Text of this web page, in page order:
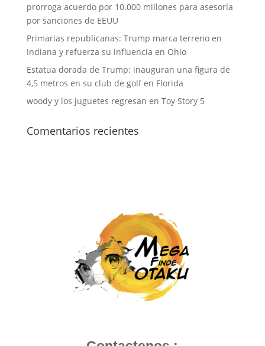
prorroga acuerdo por 10.000 millones para asesoría
por sanciones de EEUU
Primarias republicanas: Trump marca terreno en
Indiana y refuerza su influencia en Ohio
Estatua dorada de Trump: inauguran una figura de
4,5 metros en su club de golf en Florida
woody y los juguetes regresan en Toy Story 5
Comentarios recientes